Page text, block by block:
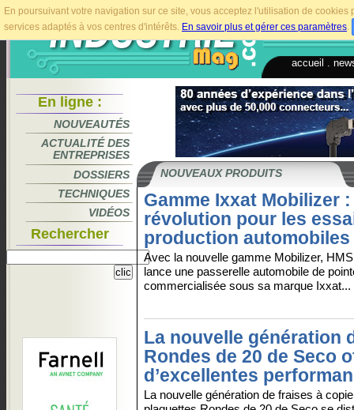
En poursuivant votre navigation sur ce site, vous acceptez l'utilisation de
services adaptés à vos centres d'intérêts. En savoir plus et gérer ces paramètres.
accueil
En ligne :
NOUVEAUTÉS
ACTUALITÉ DES
ENTREPRISES
DOSSIERS
TECHNIQUES
VIDÉOS
Rechercher
NOUVEAUX PRODUITS
Gamme Ixxat Mobilizer
révolution pour les
production automobiles
Avec la nouvelle gamme Mobilizer,
lance une passerelle automobile de
commercialisée sous sa marque Ixxat...
La nouvelle génération
Rondes de 20 de Seco
d’excellentes
La nouvelle génération de fraises à